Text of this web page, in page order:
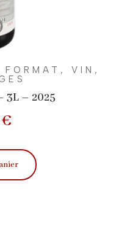
, VIN ,
3L – 2025
€